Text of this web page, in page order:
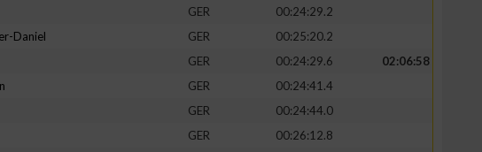
GER
00:24:29.2
Daniel GER
00:25:20.2
GER 00:24:29.6
02:06:58
GER
00:24:41.4
GER
00:24:44.0
GER
00:26:12.8